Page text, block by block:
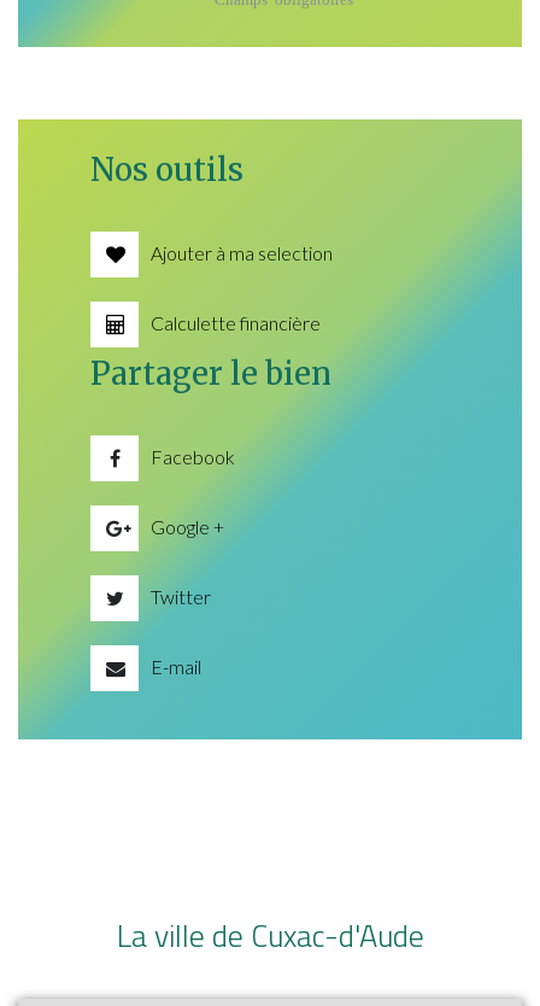
Nos outils
Ajouter à ma selection
Calculette financière
Partager le bien
Facebook
Google +
Twitter
E-mail
La ville de Cuxac-d'Aude